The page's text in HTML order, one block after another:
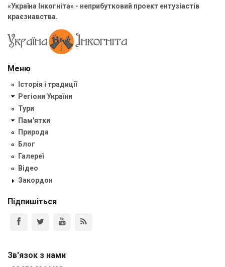
«Україна Інкогніта» - неприбутковий проект ентузіастів
краєзнавства.
Меню
Історія і традиції
Регіони України
Тури
Пам'ятки
Природа
Блог
Галереї
Відео
Закордон
Підпишіться
Зв'язок з нами